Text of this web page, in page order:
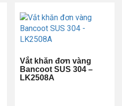
Vắt khăn đơn vàng
Bancoot SUS 304 –
LK2508A